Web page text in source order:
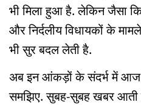
भी मिला हुआ है. लेकिन जैसा
और निर्दलीय विधायकों के
भी सुर बदल लेती है.
अब इन आंकड़ों के संदर्भ में आज
समझिए. सुबह-सुबह खबर